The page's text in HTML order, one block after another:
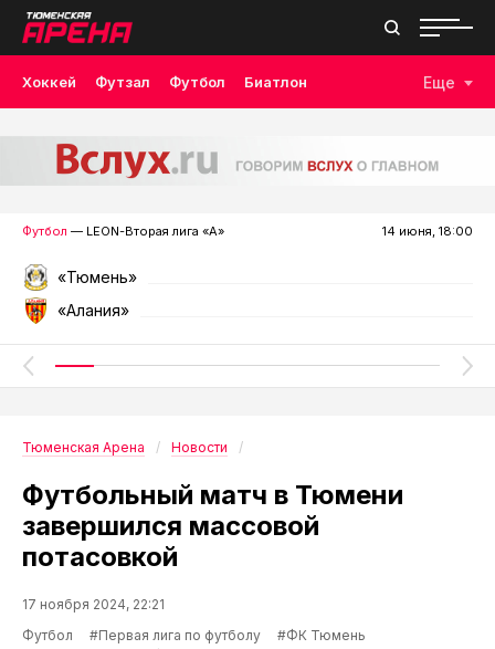
Хоккей Футзал Футбол Биатлон Еще
Футбол — LEON-Вторая лига «А» 14 июня, 18:00
«Тюмень»
«Алания»
Тюменская Арена Новости
Футбольный матч в Тюмени
завершился массовой
потасовкой
17 ноября 2024, 22:21
Футбол
#Первая лига по футболу
#ФК Тюмень